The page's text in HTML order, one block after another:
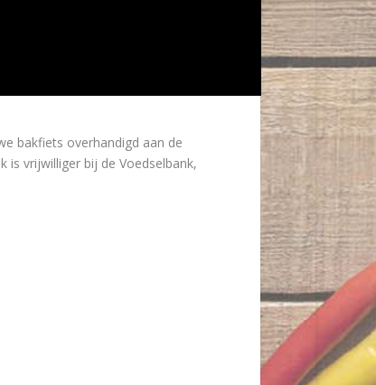
bakfiets overhandigd aan de
is vrijwilliger bij de Voedselbank,